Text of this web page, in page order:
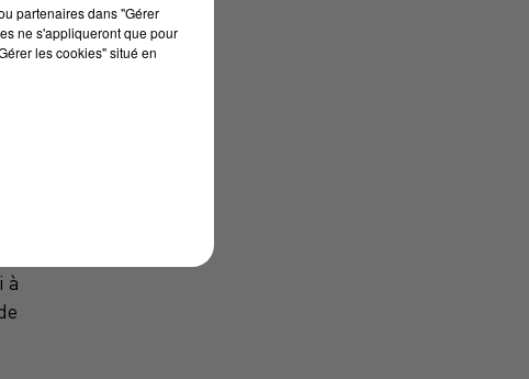
à
partenaires dans "Gérer
ne s'appliqueront que pour
les cookies" situé en